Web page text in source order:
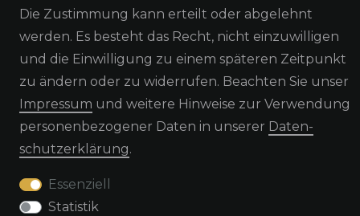
Widerrufs­recht Widerrufs­formular
Impressum Daten­schutz­erklärung
Die Zustimmung kann erteilt oder abgelehnt
werden. Es besteht das Recht, nicht einzuwilligen
und die Einwilligung zu einem späteren Zeitpunkt
zu ändern oder zu widerrufen. Beachten Sie unser
Impressum und weitere Hinweise zur Verwendung
personenbezogener Daten in unserer Daten­
schutz­erklärung.
Essenziell
Statistik